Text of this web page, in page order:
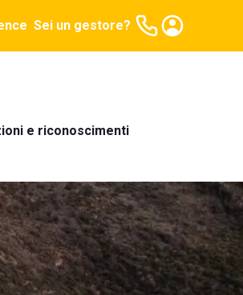
Sei un gestore?
e riconoscimenti